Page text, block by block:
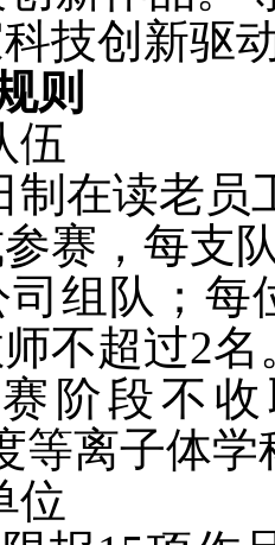
技创新驱
则
伍
制在读老员
赛，每支
组队；每
不超过2名
阶段不
等离子体学
位